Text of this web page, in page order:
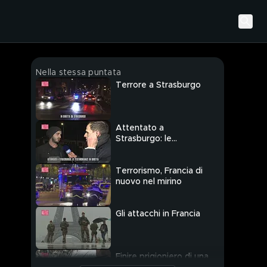
Nella stessa puntata
Terrore a Strasburgo
Attentato a
Strasburgo: le
Terrorismo, Francia di
nuovo nel mirino
Gli attacchi in Francia
Finire prigioniero di una